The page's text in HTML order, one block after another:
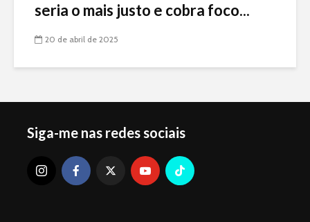
seria o mais justo e cobra foco...
20 de abril de 2025
Siga-me nas redes sociais